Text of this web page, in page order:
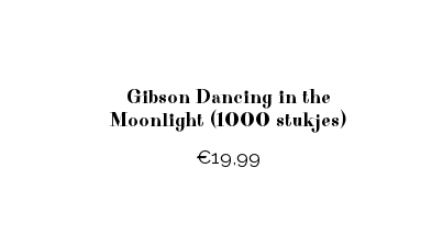
Gibson Dancing in the
Moonlight (1000 stukjes)
€19,99